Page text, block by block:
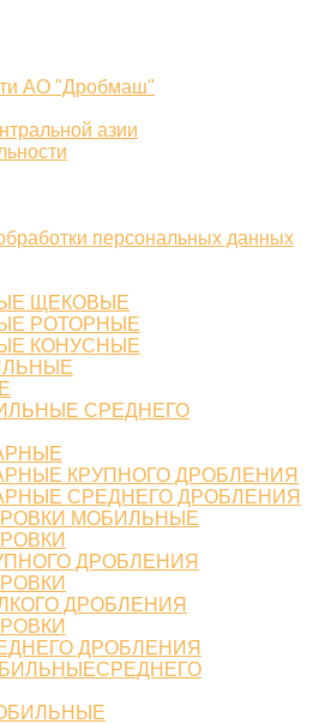
АО "Дробмаш"
азии
персональных данных
ЩЕКОВЫЕ
РОТОРНЫЕ
КОНУСНЫЕ
СРЕДНЕГО
КРУПНОГО ДРОБЛЕНИЯ
СРЕДНЕГО ДРОБЛЕНИЯ
МОБИЛЬНЫЕ
ДРОБЛЕНИЯ
ДРОБЛЕНИЯ
ДРОБЛЕНИЯ